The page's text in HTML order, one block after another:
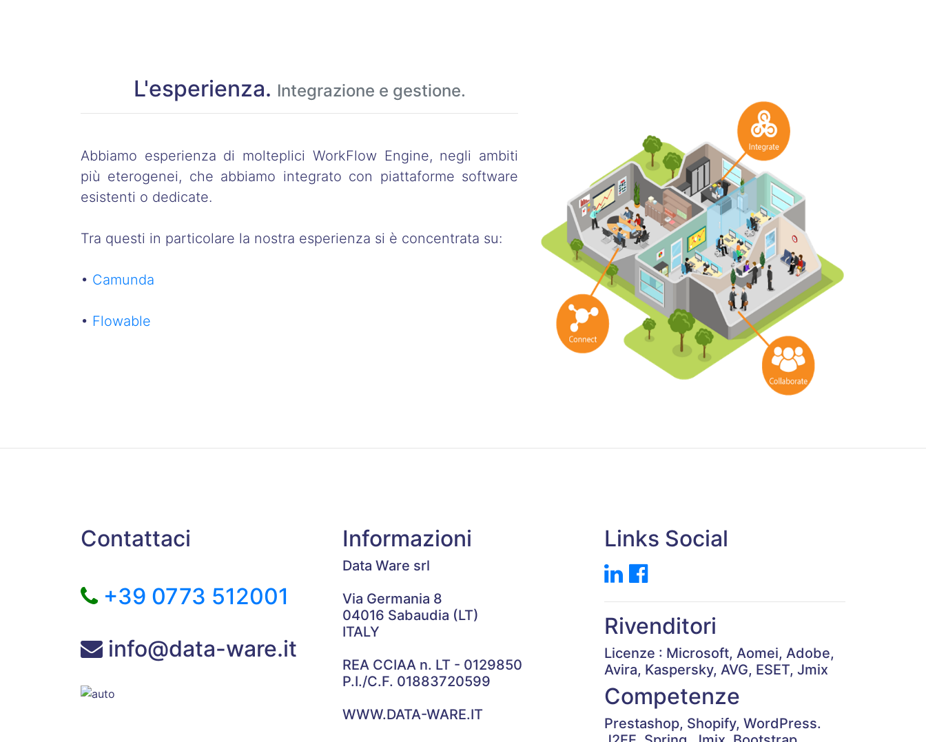
L'esperienza. Integrazione e gestione.
Abbiamo esperienza di molteplici WorkFlow Engine, negli ambiti
più eterogenei, che abbiamo integrato con piattaforme software
esistenti o dedicate.
Tra questi in particolare la nostra esperienza si è concentrata su:
• Camunda
• Flowable
Contattaci
+39 0773 512001
info@data-ware.it
Informazioni
Data Ware srl
Via Germania 8
04016 Sabaudia (LT)
ITALY
REA CCIAA n. LT - 0129850
P.I./C.F. 01883720599
WWW.DATA-WARE.IT
Links Social
Rivenditori
Licenze : Microsoft, Aomei, Adobe,
Avira, Kaspersky, AVG, ESET, Jmix
Competenze
Prestashop, Shopify, WordPress.